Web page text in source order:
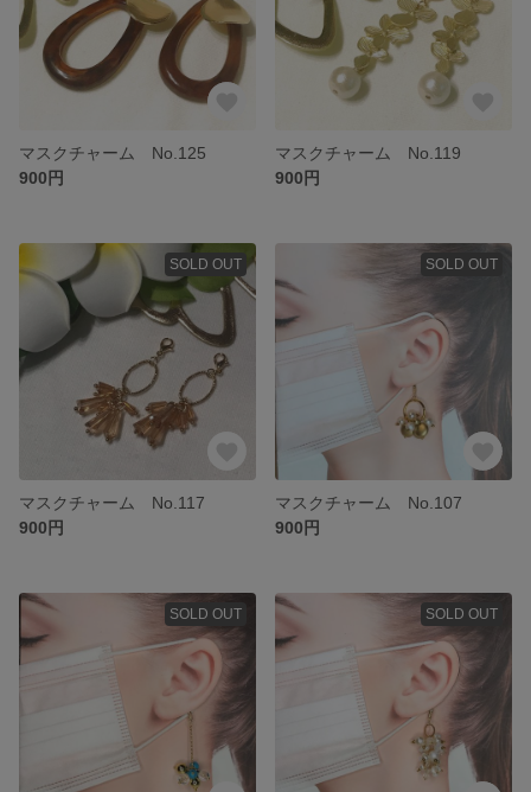
マスクチャーム No.125
900円
マスクチャーム No.119
900円
SOLD OUT
マスクチャーム No.117
900円
SOLD OUT
マスクチャーム No.107
900円
SOLD OUT SOLD OUT